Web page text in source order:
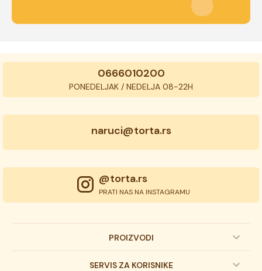
0666010200
PONEDELJAK / NEDELJA 08-22H
naruci@torta.rs
@torta.rs
PRATI NAS NA INSTAGRAMU
PROIZVODI
Dečije torte
SERVIS ZA KORISNIKE